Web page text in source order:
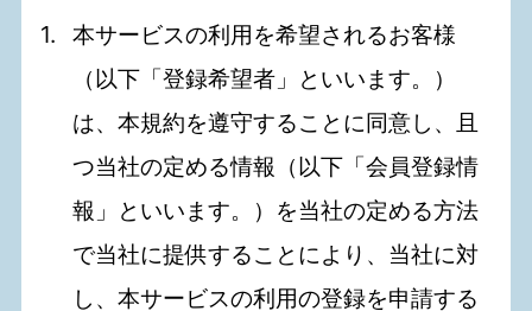
本サービスの利用を希望されるお客様
（以下「登録希望者」といいます。）
は、本規約を遵守することに同意し、且
つ当社の定める情報（以下「会員登録情
報」といいます。）を当社の定める方法
で当社に提供することにより、当社に対
し、本サービスの利用の登録を申請する